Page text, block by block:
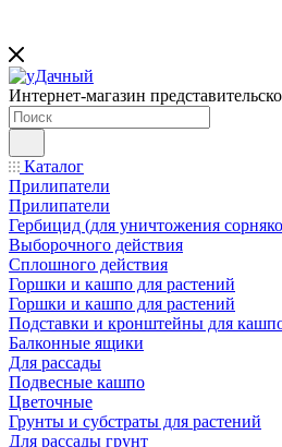
Интернет-магазин
Каталог
Прилипатели
Прилипатели
Гербицид (для уничтожения
Выборочного действия
Сплошного действия
Горшки и кашпо для растений
Горшки и кашпо для растений
Подставки и кронштейны для
Балконные ящики
Для рассады
Подвесные кашпо
Цветочные
Грунты и субстраты для растений
Для рассады грунт